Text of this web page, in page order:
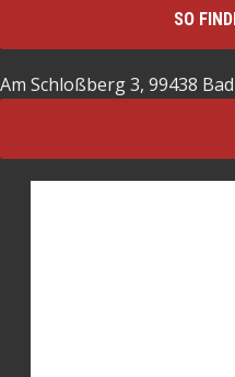
SO
Am Schloßberg 3, 99438